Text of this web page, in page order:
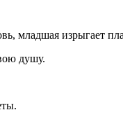
младшая изрыгает
душу.